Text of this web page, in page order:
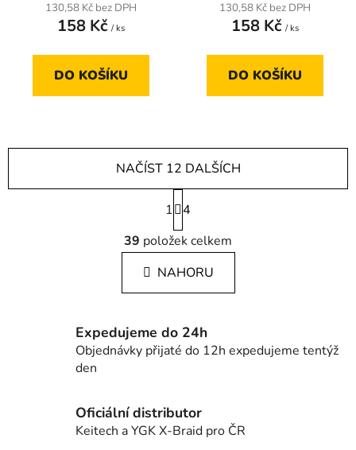
130,58 Kč bez DPH
158 Kč / ks
DO KOŠÍKU
130,58 Kč bez DPH
158 Kč / ks
DO KOŠÍKU
O
v
l
á
d
c
í
v
k
y
NAČÍST 12 DALŠÍCH
S
t
r
á
n
k
n
í
1 4
39 položek celkem
NAHORU
Expedujeme do 24h
Objednávky přijaté do 12h expedujeme tentýž
den
Oficiální distributor
Keitech a YGK X-Braid pro ČR